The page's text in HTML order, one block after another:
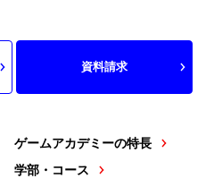
ゲームアカデミーの特長
学部・コース
資料請求